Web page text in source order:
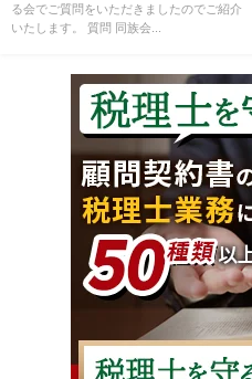
る会でご質問をいただきましたのでご紹介
いたします。 質問 同族会...